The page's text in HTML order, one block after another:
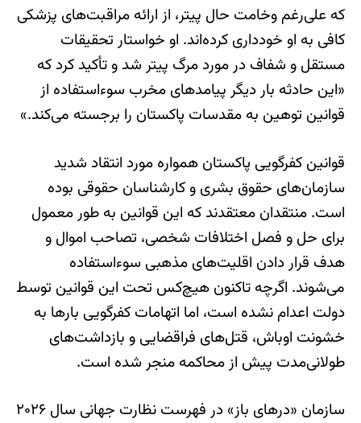
که علی‌رغم وخامت حال پیتر، از ارائه مراقبت‌های پزشکی
کافی به او خودداری کرده‌اند. او خواستار تحقیقات
مستقل و شفاف در مورد مرگ پیتر شد و تأکید کرد که
«این حادثه بار دیگر پیامدهای مخرب سوءاستفاده از
قوانین توهین به مقدسات پاکستان را برجسته می‌کند.»
قوانین کفرگویی پاکستان همواره مورد انتقاد شدید
سازمان‌های حقوق بشری و کارشناسان حقوقی بوده
است. منتقدان معتقدند که این قوانین به طور معمول
برای حل و فصل اختلافات شخصی، تصاحب اموال و
هدف قرار دادن اقلیت‌های مذهبی سوءاستفاده
می‌شوند. اگرچه تاکنون هیچ‌کس تحت این قوانین توسط
دولت اعدام نشده است، اما اتهامات کفرگویی بارها به
خشونت اوباش، قتل‌های فراقضایی و بازداشت‌های
طولانی‌مدت پیش از محاکمه منجر شده است.
سازمان «درهای باز» در فهرست نظارت جهانی سال ۲۰۲۶